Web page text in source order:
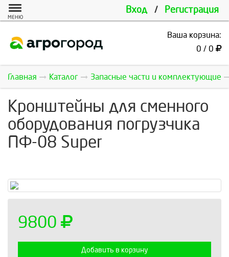
Вход / Регистрация
МЕНЮ
Ваша корзина:
0 / 0
Главная Каталог Запасные части и комплектующие
Кронштейны для сменного
оборудования погрузчика
ПФ-08 Super
9800
Добавить в корзину